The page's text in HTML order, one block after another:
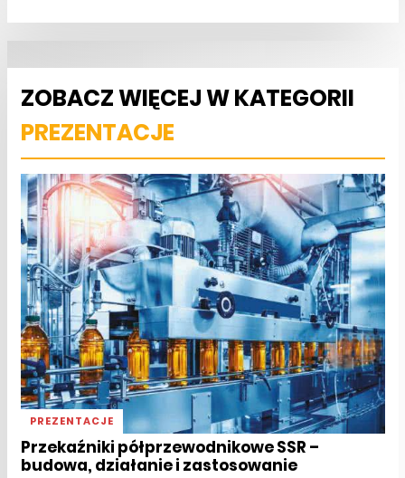
ZOBACZ WIĘCEJ W KATEGORII
PREZENTACJE
PREZENTACJE
Przekaźniki półprzewodnikowe SSR –
budowa, działanie i zastosowanie